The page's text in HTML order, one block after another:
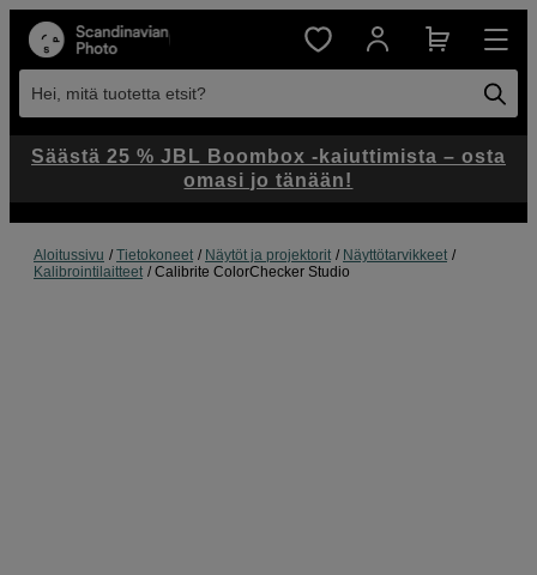
Hei, mitä tuotetta etsit?
Aloitussivu Tietokoneet Näytöt ja projektorit
Näyttötarvikkeet
Kalibrointilaitteet
Calibrite ColorChecker Studio
Säästä 25 % JBL Boombox -kaiuttimista – osta
omasi jo tänään!